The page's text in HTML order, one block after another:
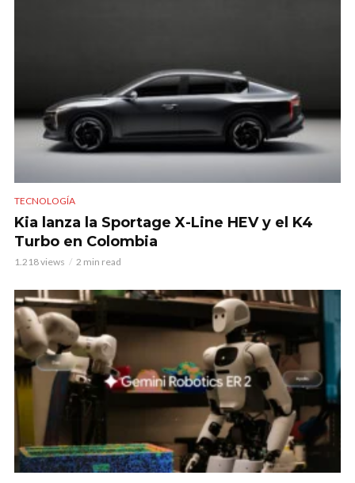
TECNOLOGÍA
Kia lanza la Sportage X-Line HEV y el K4
Turbo en Colombia
1.218 views 2 min read